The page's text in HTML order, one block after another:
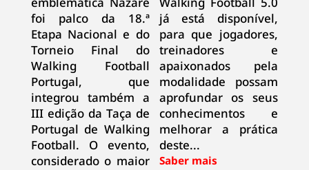
foi palco da 18.ª
Etapa Nacional e do
Torneio Final do
Walking Football
Portugal, que
integrou também a
III edição da Taça de
Portugal de Walking
Football. O evento,
considerado o maior
já está disponível,
para que jogadores,
treinadores e
apaixonados pela
modalidade possam
aprofundar os seus
conhecimentos e
melhorar a prática
deste...